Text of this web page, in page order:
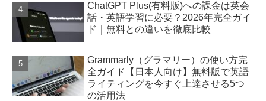
ChatGPT Plus(有料版)への課金は英会
話・英語学習に必要？2026年完全ガイ
ド｜無料との違いを徹底比較
Grammarly（グラマリー）の使い方完
全ガイド【日本人向け】無料版で英語
ライティングを今すぐ上達させる5つ
の活用法